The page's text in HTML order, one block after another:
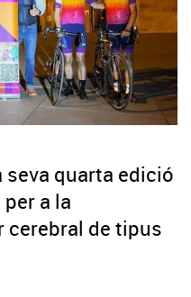
quarta edició
a la
de tipus